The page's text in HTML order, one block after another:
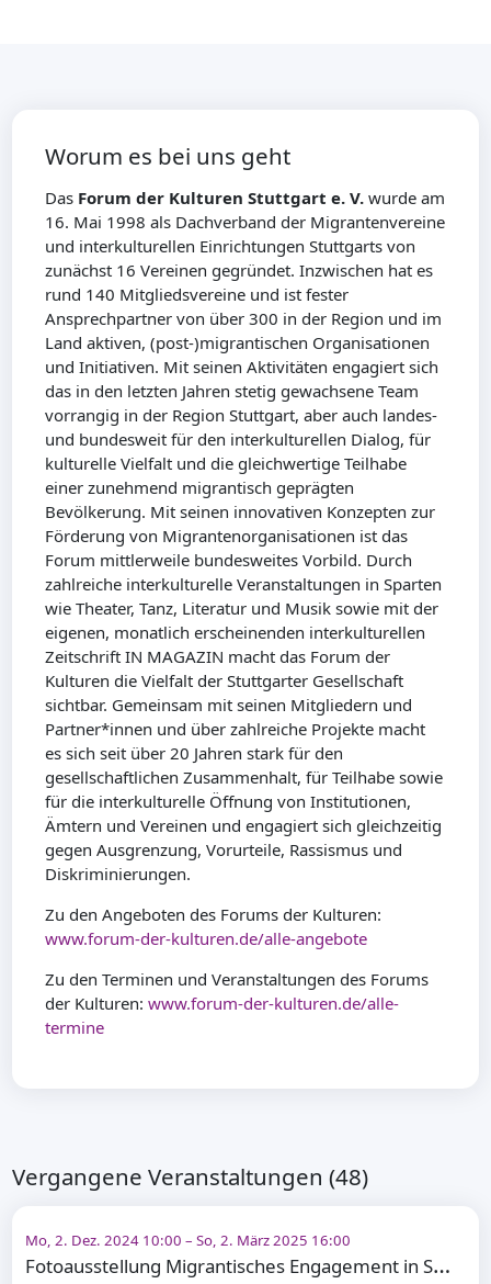
Worum es bei uns geht
Das Forum der Kulturen Stuttgart e. V.wurde am
16. Mai 1998 als Dachverband der Migrantenvereine
und interkulturellen Einrichtungen Stuttgarts von
zunächst 16 Vereinen gegründet. Inzwischen hat es
rund 140 Mitgliedsvereine und ist fester
Ansprechpartner von über 300 in der Region und im
Land aktiven, (post-)migrantischen Organisationen
und Initiativen. Mit seinen Aktivitäten engagiert sich
das in den letzten Jahren stetig gewachsene Team
vorrangig in der Region Stuttgart, aber auch landes-
und bundesweit für den interkulturellen Dialog, für
kulturelle Vielfalt und die gleichwertige Teilhabe
einer zunehmend migrantisch geprägten
Bevölkerung. Mit seinen innovativen Konzepten zur
Förderung von Migrantenorganisationen ist das
Forum mittlerweile bundesweites Vorbild. Durch
zahlreiche interkulturelle Veranstaltungen in Sparten
wie Theater, Tanz, Literatur und Musik sowie mit der
eigenen, monatlich erscheinenden interkulturellen
Zeitschrift IN MAGAZIN macht das Forum der
Kulturen die Vielfalt der Stuttgarter Gesellschaft
sichtbar. Gemeinsam mit seinen Mitgliedern und
Partner*innen und über zahlreiche Projekte macht
es sich seit über 20 Jahren stark für den
gesellschaftlichen Zusammenhalt, für Teilhabe sowie
für die interkulturelle Öffnung von Institutionen,
Ämtern und Vereinen und engagiert sich gleichzeitig
gegen Ausgrenzung, Vorurteile, Rassismus und
Diskriminierungen.
Zu den Angeboten des Forums der Kulturen:
www.forum-der-kulturen.de/alle-angebote
Zu den Terminen und Veranstaltungen des Forums
der Kulturen:www.forum-der-kulturen.de/alle-
termine
Vergangene Veranstaltungen (48)
Mo, 2. Dez. 2024 10:00 – So, 2. März 2025 16:00
F
otoausstellung Migrantisches Engagement in Stuttgart heute